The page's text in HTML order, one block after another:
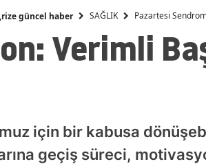
Ankara
Antalya
Artvin
Bilecik
başlattı.
güncel haber SAĞLIK Pazartesi
Verimli
için bir kabusa
geçiş süreci,